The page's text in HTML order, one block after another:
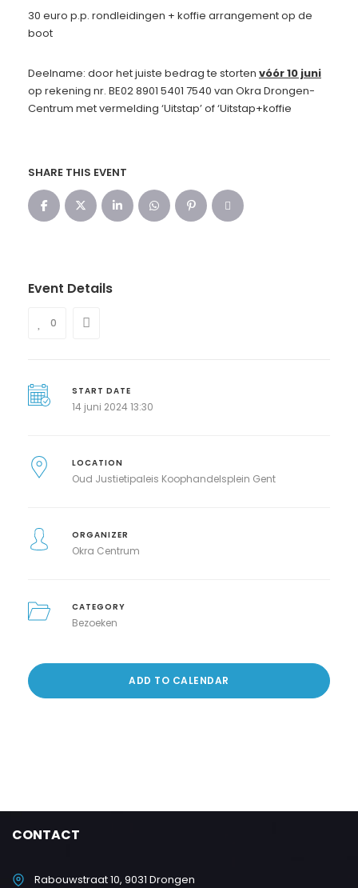
30 euro p.p. rondleidingen + koffie arrangement op de
boot
Deelname: door het juiste bedrag te storten vóór 10 juni
op rekening nr. BE02 8901 5401 7540 van Okra Drongen-
Centrum met vermelding ‘Uitstap’ of ‘Uitstap+koffie
SHARE THIS EVENT
Event Details
0
START DATE
14 juni 2024 13:30
LOCATION
Oud Justietipaleis Koophandelsplein Gent
ORGANIZER
Okra Centrum
CATEGORY
Bezoeken
ADD TO CALENDAR
CONTACT
Rabouwstraat 10, 9031 Drongen